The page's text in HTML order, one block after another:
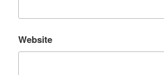
Website